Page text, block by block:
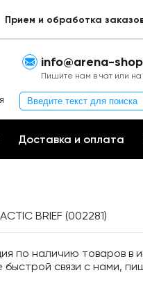
Прием и обработка
info@arena-
Пишите нам в чат или
Доставка и оплата
BRIEF (002281)
по наличию товаров в
быстрой связи с нами,